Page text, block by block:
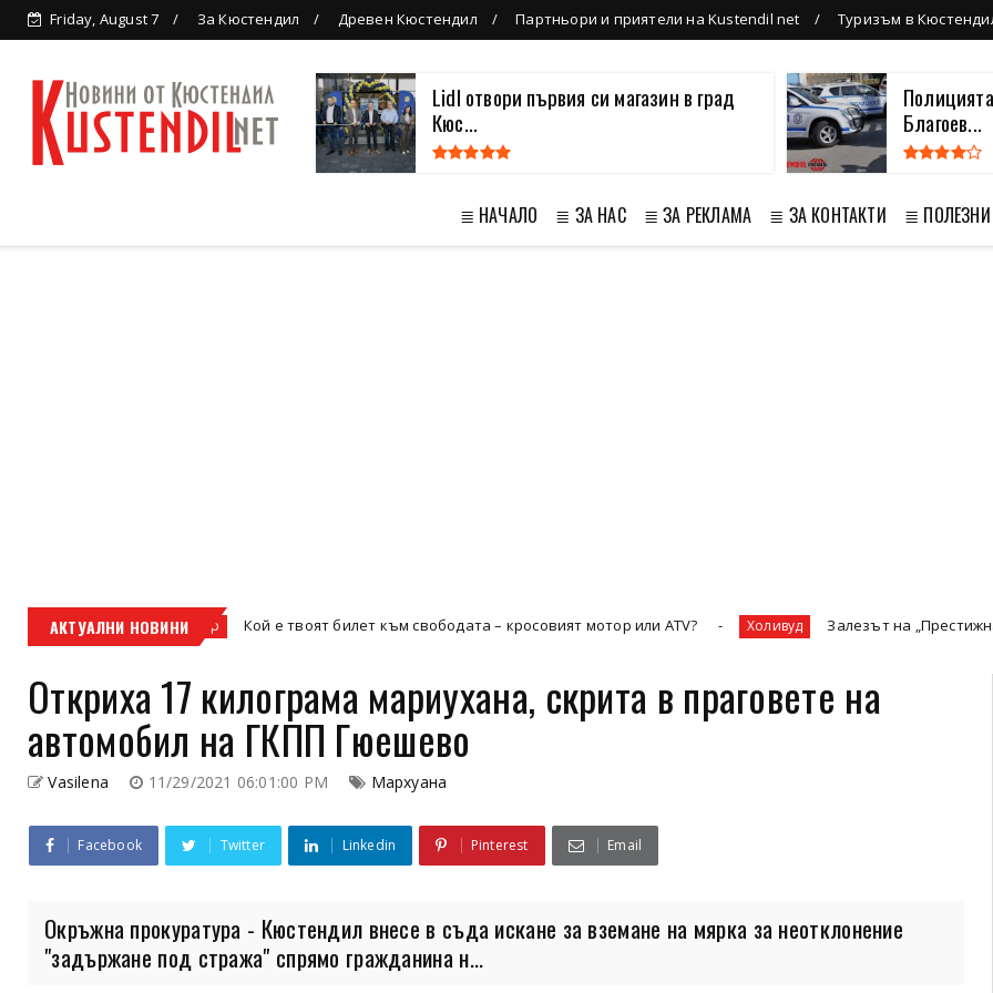
Friday, August 7 За Кюстендил Древен Кюстендил Партньори и приятели на Kustendil net Туризъм в
Lidl отвори първия си магазин в град
Кюс...
Благоев...
≣ НАЧАЛО ≣ ЗА НАС ≣ ЗА РЕКЛАМА ≣ ЗА КОНТАКТИ ≣ ПОЛЕЗНИ
АКТУАЛНИ НОВИНИ
кросов мотор Кой е твоят билет към свободата – кросовият мотор или ATV? Холивуд Залезът на „Престижната
Откриха 17 килограма мариухана, скрита в праговете на
автомобил на ГКПП Гюешево
Vasilena 11/29/2021 06:01:00 PM Мархуана
Facebook Twitter Linkedin Pinterest Email
Окръжна прокуратура - Кюстендил внесе в съда искане за вземане на мярка за неотклонение
"задържане под стража" спрямо гражданина н...